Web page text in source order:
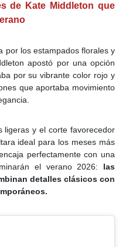
de Kate Middleton que
por los estampados florales y
apostó por una opción
por su vibrante color rojo y
que aportaba movimiento
ligeras y el corte favorecedor
ideal para los meses más
perfectamente con una
el verano 2026: las
detalles clásicos con